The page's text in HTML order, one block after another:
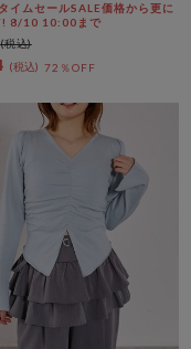
イムセールSALE価格から更に
8/10 10:00まで
72％OFF